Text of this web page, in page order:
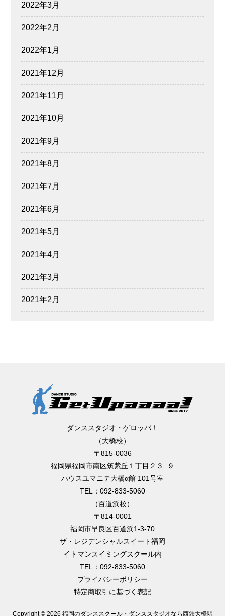
2022年3月
2022年2月
2022年1月
2021年12月
2021年11月
2021年10月
2021年9月
2021年8月
2021年7月
2021年6月
2021年5月
2021年4月
2021年3月
2021年2月
ダンススタジオ・ゲロッパ！
（大橋校）
〒815-0036
福岡県福岡市南区筑紫丘１丁目２３−９
ハウスユマニテ大橋α館 101号室
TEL：092-833-5060
（百道浜校）
〒814-0001
福岡市早良区百道浜1-3-70
ザ・レジデンシャルスイート福岡
イトマンスイミングスクール内
TEL：092-833-5060
プライバシーポリシー
特定商取引に基づく表記
Copyright © 2026 福岡のダンススクール・ダンススタジオなら西鉄大橋駅